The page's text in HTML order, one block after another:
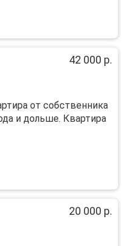
42 000 р.
oт собcтвeнникa
и дольше. Квартиpа
20 000 р.